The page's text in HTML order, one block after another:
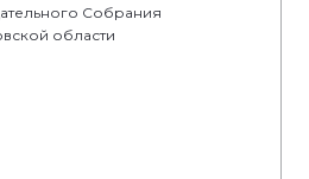
Собрания
области